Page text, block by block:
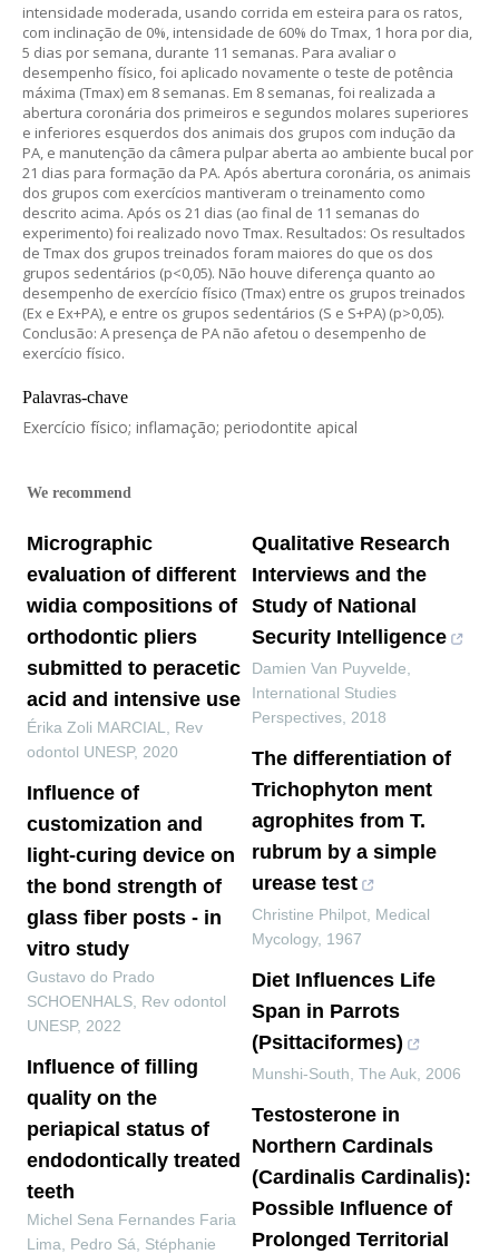
intensidade moderada, usando corrida em esteira para os ratos,
com inclinação de 0%, intensidade de 60% do Tmax, 1 hora por dia,
5 dias por semana, durante 11 semanas. Para avaliar o
desempenho físico, foi aplicado novamente o teste de potência
máxima (Tmax) em 8 semanas. Em 8 semanas, foi realizada a
abertura coronária dos primeiros e segundos molares superiores
e inferiores esquerdos dos animais dos grupos com indução da
PA, e manutenção da câmera pulpar aberta ao ambiente bucal por
21 dias para formação da PA. Após abertura coronária, os animais
dos grupos com exercícios mantiveram o treinamento como
descrito acima. Após os 21 dias (ao final de 11 semanas do
experimento) foi realizado novo Tmax. Resultados: Os resultados
de Tmax dos grupos treinados foram maiores do que os dos
grupos sedentários (p<0,05). Não houve diferença quanto ao
desempenho de exercício físico (Tmax) entre os grupos treinados
(Ex e Ex+PA), e entre os grupos sedentários (S e S+PA) (p>0,05).
Conclusão: A presença de PA não afetou o desempenho de
exercício físico.
Palavras-chave
Exercício físico; inflamação; periodontite apical
We recommend
Micrographic
evaluation of different
widia compositions of
orthodontic pliers
submitted to peracetic
acid and intensive use
Érika Zoli MARCIAL
Rev
odontol UNESP, 2020
Influence of
customization and
light-curing device on
the bond strength of
glass fiber posts - in
vitro study
Gustavo do Prado
SCHOENHALS Rev odontol
UNESP, 2022
Influence of filling
quality on the
periapical status of
endodontically treated
teeth
Michel Sena Fernandes Faria
Lima, Pedro Sá, Stéphanie
Qualitative Research
Interviews and the
Study of National
Security Intelligence
Damien Van Puyvelde
International Studies
Perspectives 2018
The differentiation of
Trichophyton ment
agrophites from T.
rubrum by a simple
urease test
Christine Philpot Medical
Mycology, 1967
Diet Influences Life
Span in Parrots
(Psittaciformes)
Munshi-South The Auk 2006
Testosterone in
Northern Cardinals
(Cardinalis Cardinalis):
Possible Influence of
Prolonged Territorial